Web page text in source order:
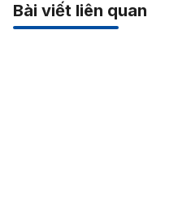
Bài viết liên quan